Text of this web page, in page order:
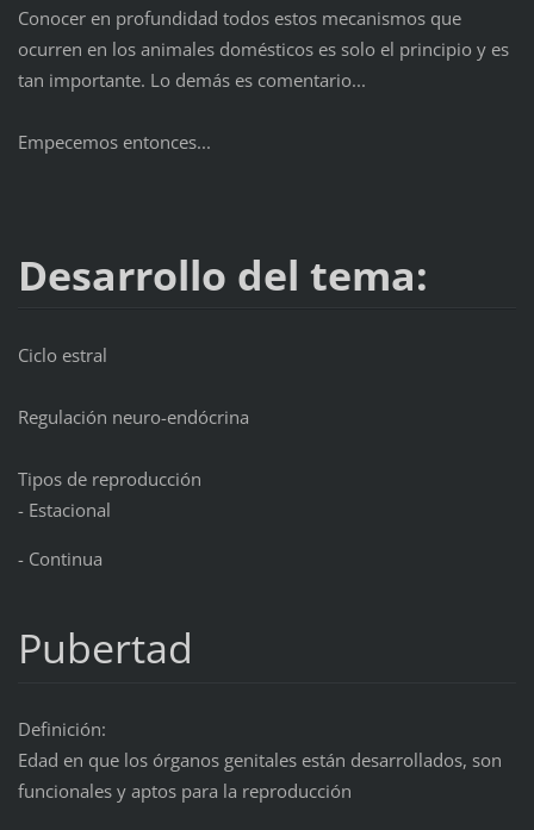
Conocer en profundidad todos estos mecanismos que
ocurren en los animales domésticos es solo el principio y es
tan importante. Lo demás es comentario...
Empecemos entonces...
Desarrollo del tema:
Ciclo estral
Regulación neuro-endócrina
Tipos de reproducción
- Estacional
- Continua
Pubertad
Definición:
Edad en que los órganos genitales están desarrollados, son
funcionales y aptos para la reproducción